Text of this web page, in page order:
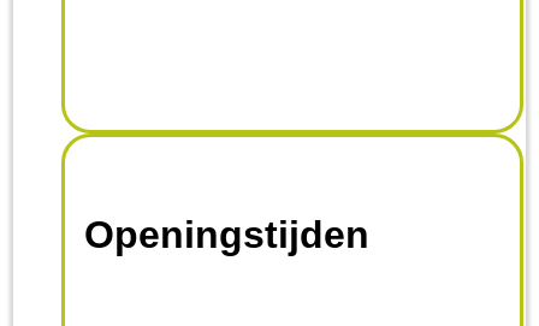
Openingstijden